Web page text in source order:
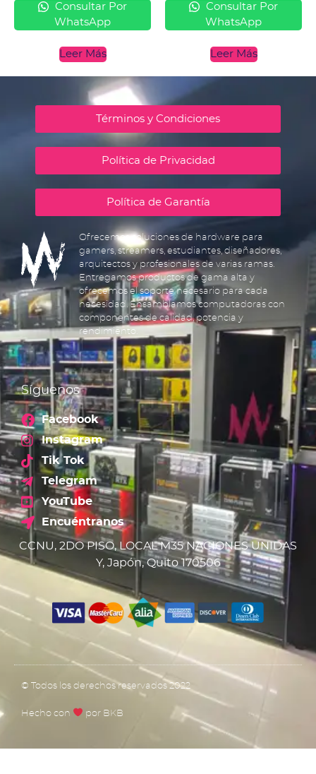
Consultar Por
WhatsApp
Leer Más
Consultar Por
WhatsApp
Leer Más
Términos y Condiciones
Política de Privacidad
Política de Garantía
Ofrecemos soluciones de hardware para
gamers, streamers, estudiantes, diseñadores,
arquitectos y profesionales de varias ramas.
Entregamos productos de gama alta y
ofrecemos el soporte necesario para cada
necesidad. Ensamblamos computadoras con
componentes de calidad, potencia y
rendimiento.
Síguenos
Facebook
Instagram
Tik Tok
Telegram
YouTube
Encuéntranos
CCNU, 2DO PISO, LOCAL M35 NACIONES UNIDAS
Y, Japón, Quito 170506
© Todos los derechos reservados 2022
Hecho con por BKB​​